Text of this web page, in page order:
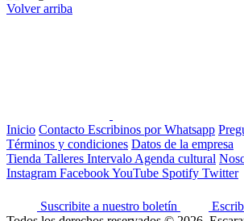
Volver arriba
Inicio Contacto Escribinos por Whatsapp
Términos y condiciones Datos de la empresa
Tienda Talleres Intervalo Agenda cultural
Instagram FacebookYouTube Spotify Twitter
Suscribite a nuestro boletín